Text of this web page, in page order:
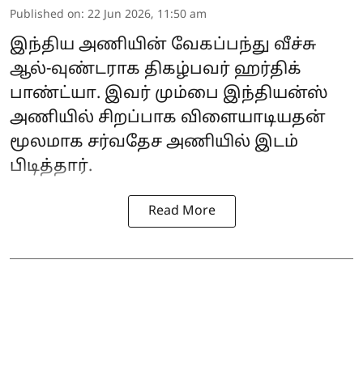
Published on: 22 Jun 2026, 11:50 am
இந்திய அணியின் வேகப்பந்து வீச்சு
ஆல்-வுண்டராக திகழ்பவர் ஹர்திக்
பாண்ட்யா. இவர் மும்பை இந்தியன்ஸ்
அணியில் சிறப்பாக விளையாடியதன்
மூலமாக சர்வதேச அணியில் இடம்
பிடித்தார்.
Read More